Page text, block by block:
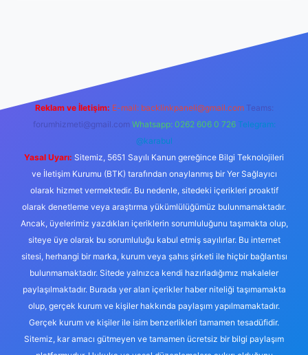
Reklam ve İletişim: E-mail: backlinkpaneli@gmail.com Teams:
forumhizmeti@gmail.com Whatsapp: 0262 606 0 726 Telegram:
@karabul
Yasal Uyarı: Sitemiz, 5651 Sayılı Kanun gereğince Bilgi Teknolojileri
ve İletişim Kurumu (BTK) tarafından onaylanmış bir Yer Sağlayıcı
olarak hizmet vermektedir. Bu nedenle, sitedeki içerikleri proaktif
olarak denetleme veya araştırma yükümlülüğümüz bulunmamaktadır.
Ancak, üyelerimiz yazdıkları içeriklerin sorumluluğunu taşımakta olup,
siteye üye olarak bu sorumluluğu kabul etmiş sayılırlar. Bu internet
sitesi, herhangi bir marka, kurum veya şahıs şirketi ile hiçbir bağlantısı
bulunmamaktadır. Sitede yalnızca kendi hazırladığımız makaleler
paylaşılmaktadır. Burada yer alan içerikler haber niteliği taşımamakta
olup, gerçek kurum ve kişiler hakkında paylaşım yapılmamaktadır.
Gerçek kurum ve kişiler ile isim benzerlikleri tamamen tesadüfidir.
Sitemiz, kar amacı gütmeyen ve tamamen ücretsiz bir bilgi paylaşım